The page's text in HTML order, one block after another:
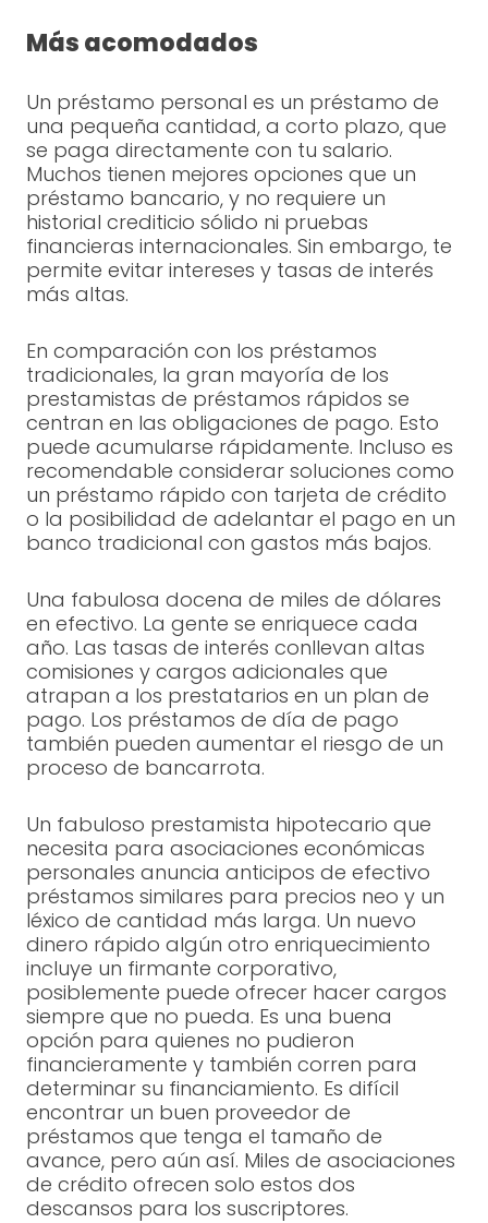
Más acomodados
Un préstamo personal es un préstamo de
una pequeña cantidad, a corto plazo, que
se paga directamente con tu salario.
Muchos tienen mejores opciones que un
préstamo bancario, y no requiere un
historial crediticio sólido ni pruebas
financieras internacionales. Sin embargo, te
permite evitar intereses y tasas de interés
más altas.
En comparación con los préstamos
tradicionales, la gran mayoría de los
prestamistas de préstamos rápidos se
centran en las obligaciones de pago. Esto
puede acumularse rápidamente. Incluso es
recomendable considerar soluciones como
un préstamo rápido con tarjeta de crédito
o la posibilidad de adelantar el pago en un
banco tradicional con gastos más bajos.
Una fabulosa docena de miles de dólares
en efectivo. La gente se enriquece cada
año. Las tasas de interés conllevan altas
comisiones y cargos adicionales que
atrapan a los prestatarios en un plan de
pago. Los préstamos de día de pago
también pueden aumentar el riesgo de un
proceso de bancarrota.
Un fabuloso prestamista hipotecario que
necesita para asociaciones económicas
personales anuncia anticipos de efectivo
préstamos similares para precios neo y un
léxico de cantidad más larga. Un nuevo
dinero rápido algún otro enriquecimiento
incluye un firmante corporativo,
posiblemente puede ofrecer hacer cargos
siempre que no pueda. Es una buena
opción para quienes no pudieron
financieramente y también corren para
determinar su financiamiento. Es difícil
encontrar un buen proveedor de
préstamos que tenga el tamaño de
avance, pero aún así. Miles de asociaciones
de crédito ofrecen solo estos dos
descansos para los suscriptores.